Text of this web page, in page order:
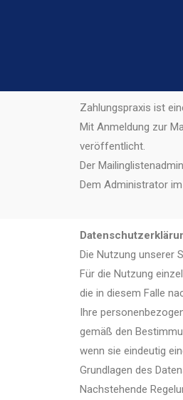
Zahlungspraxis ist
Mit Anmeldung zur
veröffentlicht.
Der
Dem Administrator
Die Nutzung unserer
Für die Nutzung
die in diesem Falle
Ihre
gemäß den
wenn sie eindeutig
Grundlagen des
Nachstehende